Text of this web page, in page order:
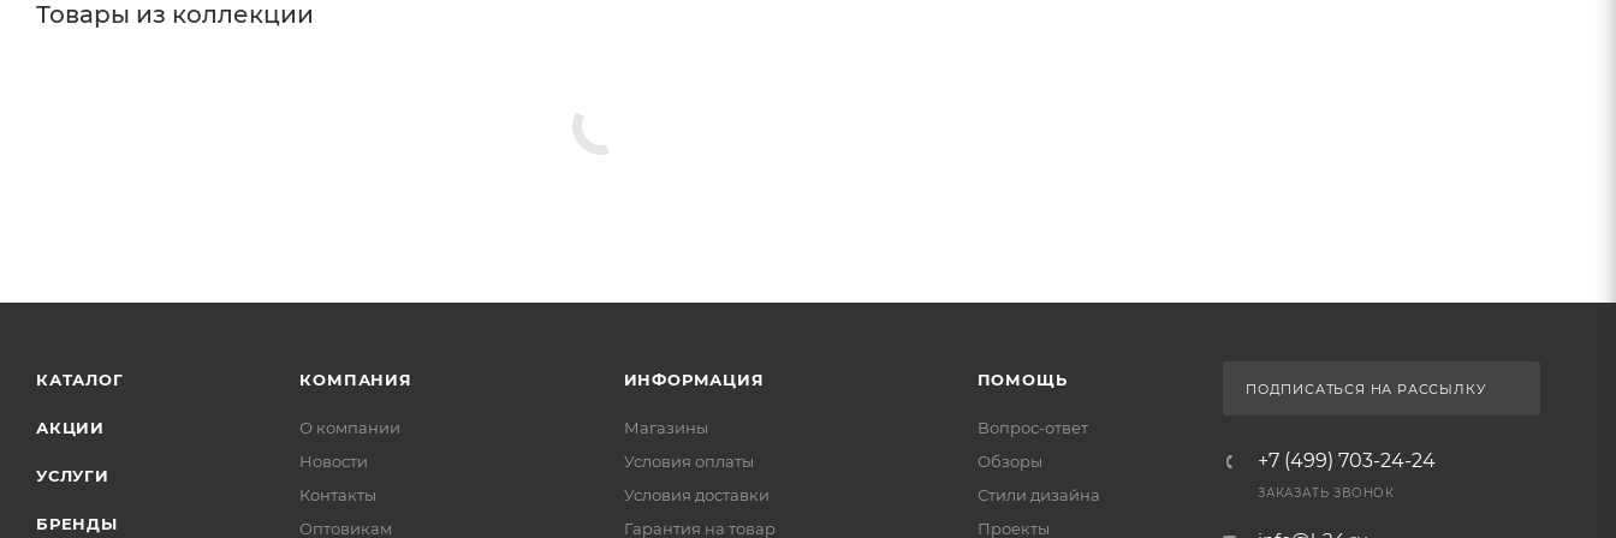
Товары из коллекции
КАТАЛОГ
АКЦИИ
УСЛУГИ
БРЕНДЫ
КОМПАНИЯ
О компании
Новости
Контакты
Оптовикам
ИНФОРМАЦИЯ
Магазины
Условия оплаты
Условия доставки
Гарантия на товар
ПОМОЩЬ
Вопрос-ответ
Обзоры
Стили дизайна
Проекты
ПОДПИСАТЬСЯ НА РАССЫЛКУ
+7 (499) 703-24-24
ЗАКАЗАТЬ ЗВОНОК